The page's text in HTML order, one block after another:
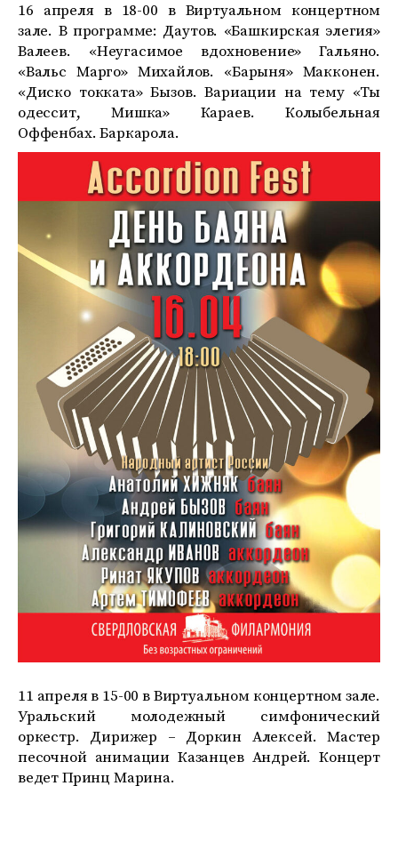
16 апреля в 18-00 в Виртуальном концертном
зале. В программе: Даутов. «Башкирская элегия»
Валеев. «Неугасимое вдохновение» Гальяно.
«Вальс Марго» Михайлов. «Барыня» Макконен.
«Диско токката» Бызов. Вариации на тему «Ты
одессит, Мишка» Караев. Колыбельная
Оффенбах. Баркарола.
11 апреля в 15-00 в Виртуальном концертном зале.
Уральский молодежный симфонический
оркестр. Дирижер – Доркин Алексей. Мастер
песочной анимации Казанцев Андрей. Концерт
ведет Принц Марина.